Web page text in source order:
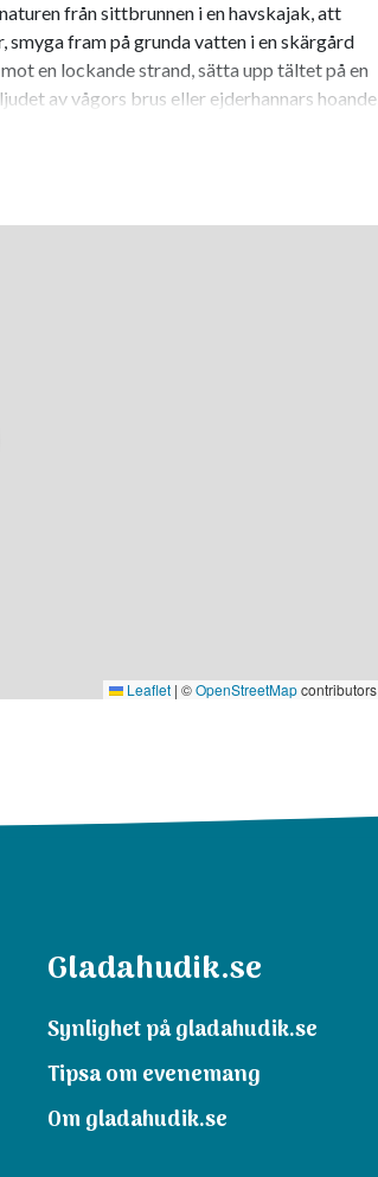
från sittbrunnen i en havskajak, att
fram på grunda vatten i en skärgård
en lockande strand, sätta upp tältet på en
av vågors brus eller ejderhannars hoande,
med oss i Friluftsfrämjandet under eget
skärgård av Friluftsfämjandets
Leaflet | ©OpenStreetMapcontributors
Gladahudik.se
Synlighet på gladahudik.se
Tipsa om evenemang
Om gladahudik.se